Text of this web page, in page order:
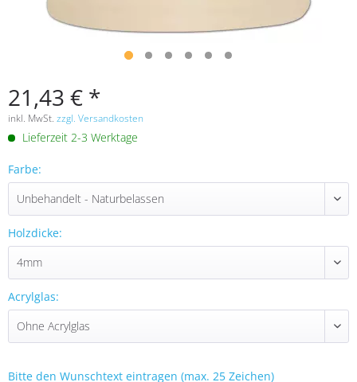
21,43 € *
inkl. MwSt. zzgl. Versandkosten
Lieferzeit 2-3 Werktage
Farbe:
Holzdicke:
Acrylglas:
Bitte den Wunschtext eintragen (max. 25 Zeichen)